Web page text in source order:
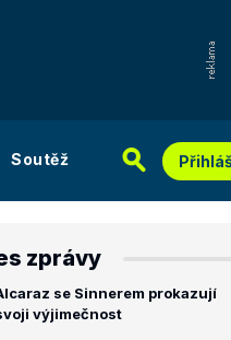
Soutěž
zprávy
se Sinnerem prokazují
výjimečnost